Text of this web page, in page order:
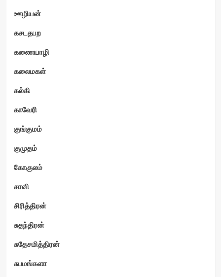
ஊழியன்
கசடதபற
கணையாழி
கலைமகள்
கல்கி
காவேரி
குங்குமம்
குமுதம்
கோகுலம்
சாவி
சிரித்திரன்
சுதந்திரன்
சுதேசமித்திரன்
சுபமங்களா